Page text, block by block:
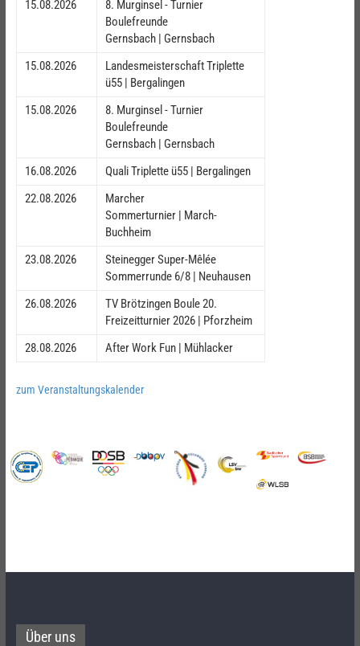
15.08.2026
8. Murginsel - Turnier
Boulefreunde
Gernsbach | Gernsbach
15.08.2026
Landesmeisterschaft Triplette
ü55 | Bergalingen
15.08.2026
8. Murginsel - Turnier
Boulefreunde
Gernsbach | Gernsbach
16.08.2026
Quali Triplette ü55 | Bergalingen
22.08.2026
Marcher
Sommerturnier | March-
Buchheim
23.08.2026
Steinegger Super-Mêlée
Sommerrunde 6/8 | Neuhausen
26.08.2026
TV Brötzingen Boule 20.
Freizeitturnier 2026 | Pforzheim
28.08.2026
After Work Fun | Mühlacker
zum Veranstaltungskalender
Über uns